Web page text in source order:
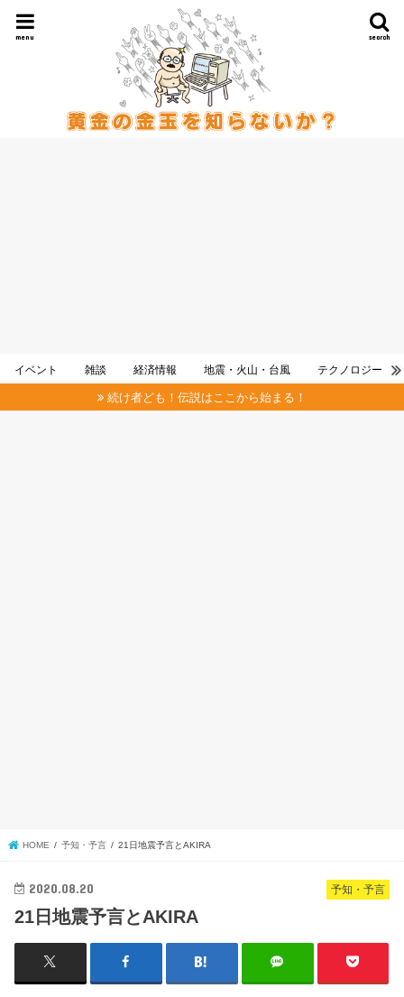
search
menu
イベント 雑談 経済情報 地震・火山・台風 テクノロジー
続け者ども！伝説はここから始まる！
HOME 予知・予言 21日地震予言とAKIRA
予知・予言
2020.08.20
21日地震予言とAKIRA